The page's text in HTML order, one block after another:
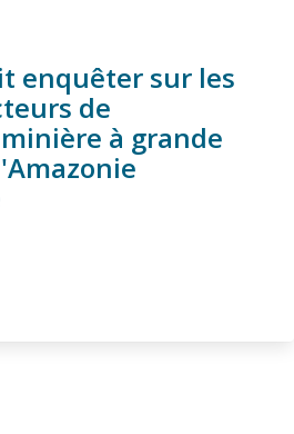
enquêter sur les
de
à grande